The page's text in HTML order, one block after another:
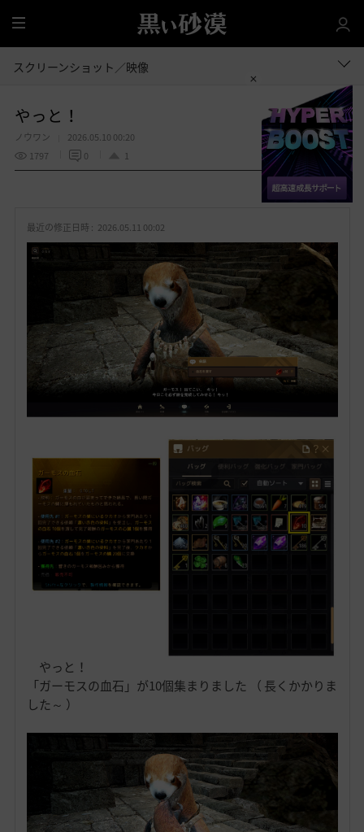
全
体
スクリーンショット／映像
やっと！
ノウワン
2026.05.10 00:20
1797
0 1
お
入
共有する
最近の修正日時 : 2026.05.11 00:02
やっと！
「ガーモスの血石」が10個集まりました （ 長くかかりま
した～ ）